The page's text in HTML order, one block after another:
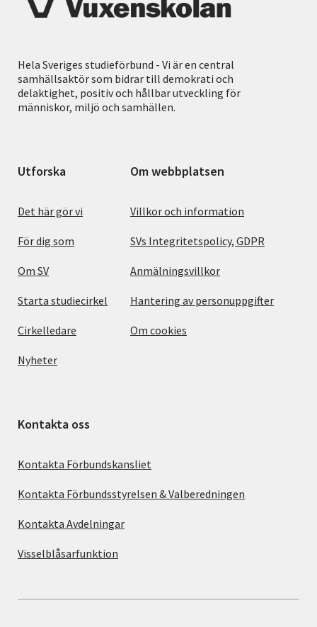
Hela Sveriges studieförbund - Vi är en central
samhällsaktör som bidrar till demokrati och
delaktighet, positiv och hållbar utveckling för
människor, miljö och samhällen.
Utforska
Det här gör vi
För dig som
Om SV
Starta studiecirkel
Cirkelledare
Nyheter
Om webbplatsen
Villkor och information
SVs Integritetspolicy, GDPR
Anmälningsvillkor
Hantering av personuppgifter
Om cookies
Kontakta oss
Kontakta Förbundskansliet
Kontakta Förbundsstyrelsen & Valberedningen
Kontakta Avdelningar
Visselblåsarfunktion